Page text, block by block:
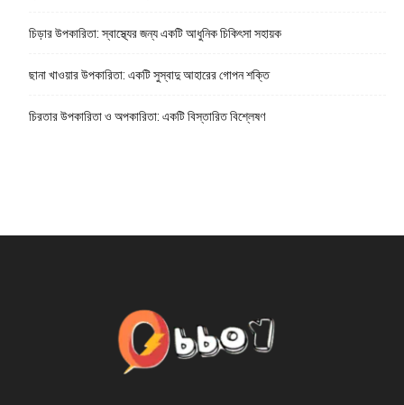
চিড়ার উপকারিতা: স্বাস্থ্যের জন্য একটি আধুনিক চিকিৎসা সহায়ক
ছানা খাওয়ার উপকারিতা: একটি সুস্বাদু আহারের গোপন শক্তি
চিরতার উপকারিতা ও অপকারিতা: একটি বিস্তারিত বিশ্লেষণ